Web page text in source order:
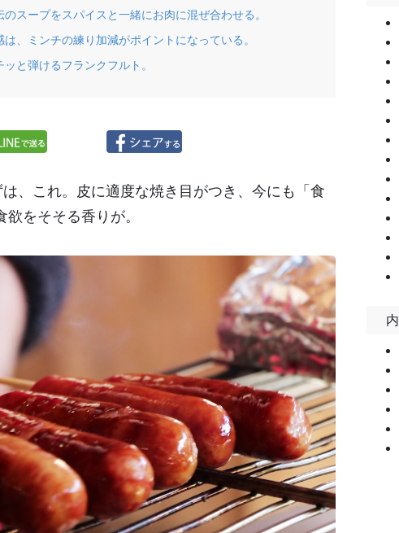
のスープをスパイスと一緒にお肉に混ぜ合わせる。
、ミンチの練り加減がポイントになっている。
と弾けるフランクフルト。
、これ。皮に適度な焼き目がつき、今にも「食
をそそる香りが。